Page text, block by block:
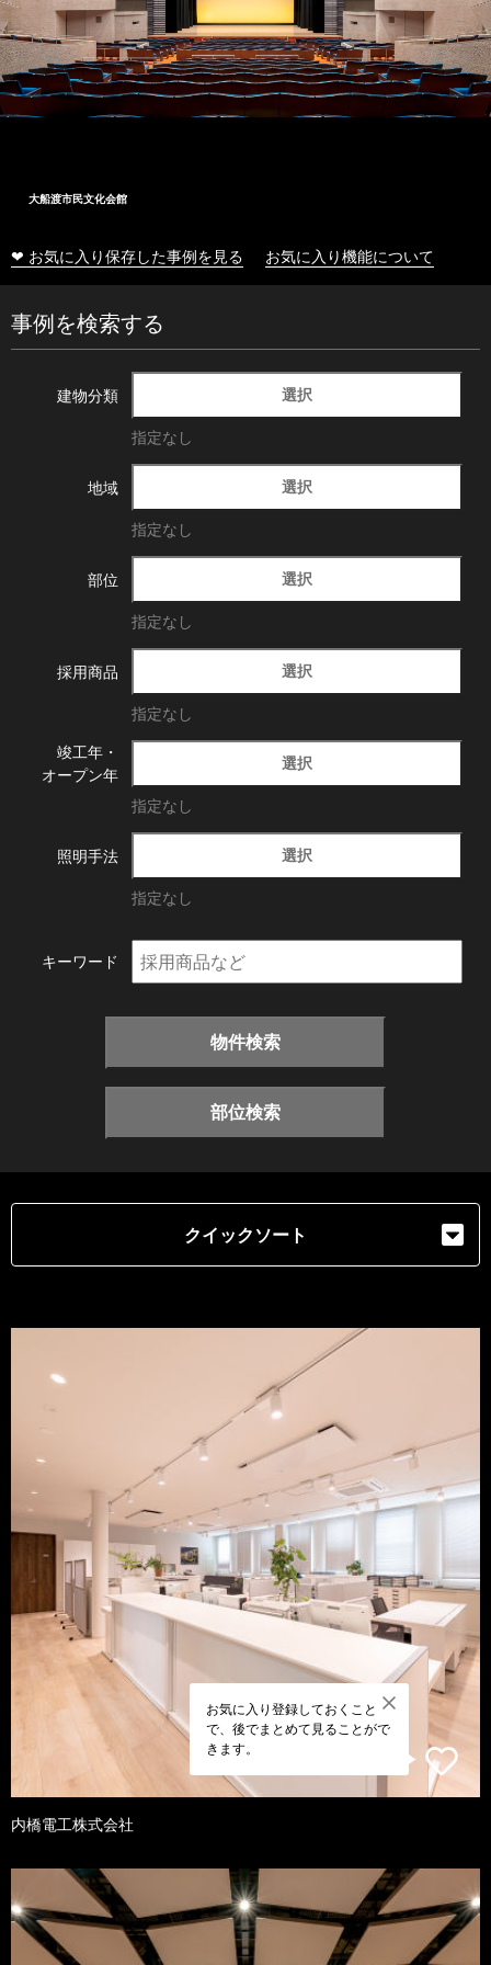
大船渡市民文化会館
❤ お気に入り保存した事例を見る お気に入り機能について
事例を検索する
建物分類 選択
指定なし
地域 選択
指定なし
部位 選択
指定なし
採用商品 選択
指定なし
竣工年・
オープン年
選択
指定なし
照明手法 選択
指定なし
キーワード
物件検索
部位検索
クイックソート
お気に入り登録しておくこと
で、後でまとめて見ることがで
きます。
内橋電工株式会社